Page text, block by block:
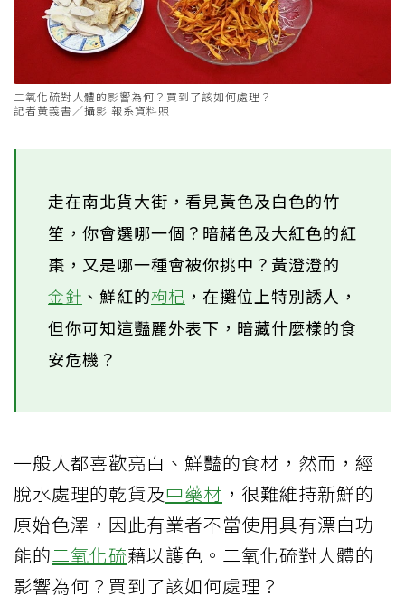
二氧化硫對人體的影響為何？買到了該如何處理？
記者黃義書／攝影 報系資料照
走在南北貨大街，看見黃色及白色的竹
笙，你會選哪一個？暗赭色及大紅色的紅
棗，又是哪一種會被你挑中？黃澄澄的
金針 、鮮紅的枸杞 ，在攤位上特別誘人，
但你可知這豔麗外表下，暗藏什麼樣的食
安危機？
一般人都喜歡亮白、鮮豔的食材，然而，經
脫水處理的乾貨及中藥材 ，很難維持新鮮的
原始色澤，因此有業者不當使用具有漂白功
能的二氧化硫藉以護色。二氧化硫對人體的
影響為何？買到了該如何處理？